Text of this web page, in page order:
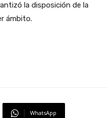
la disposición de la
ámbito.
WhatsApp